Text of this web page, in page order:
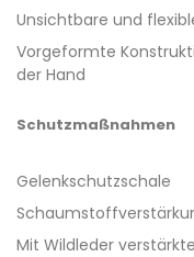
Unsichtbare und
Vorgeformte
der Hand
Schutzmaßnahmen
Gelenkschutzschale
Mit Wildleder